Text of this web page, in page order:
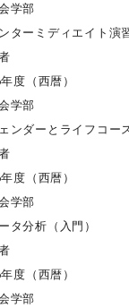
学部
ターミディエイト演
度（西暦）
学部
ンダーとライフコー
度（西暦）
学部
タ分析（入門）
度（西暦）
学部